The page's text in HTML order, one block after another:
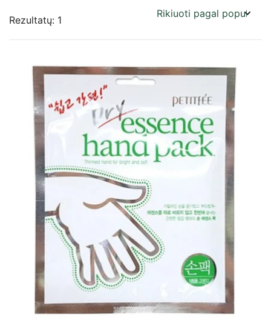
Rezultatų: 1